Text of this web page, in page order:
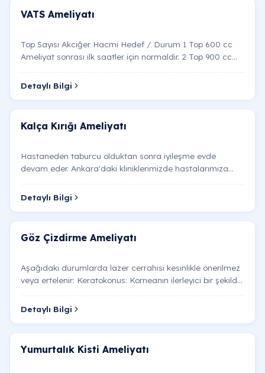
VATS Ameliyatı​
Top Sayısı Akciğer Hacmi Hedef / Durum 1 Top 600 cc
Ameliyat sonrası ilk saatler için normaldir. 2 Top 900 cc
Detaylı Bilgi
Kalça Kırığı Ameliyatı
Hastaneden taburcu olduktan sonra iyileşme evde
devam eder. Ankara'daki kliniklerimizde hastalarımıza
çevres…
Detaylı Bilgi
Göz Çizdirme Ameliyatı​
Aşağıdaki durumlarda lazer cerrahisi kesinlikle önerilmez
veya ertelenir: Keratokonus: Korneanın ilerleyici bir şekilde
Detaylı Bilgi
Yumurtalık Kisti Ameliyatı